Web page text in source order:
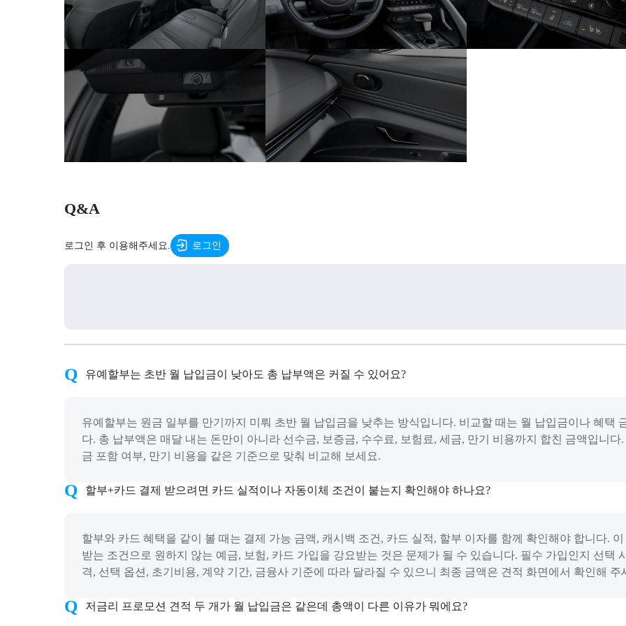
Q&A
로그인 후 이용해주세요. 로그인
유예할부는 초반 월 납입금이 낮아도 총 납부액은 커질 수 있어요?
유예할부는 원금 일부를 만기까지 미뤄 초반 월 납입금을 낮추는 방식입니다. 비교할 때는 월 납입금이나 혜택
다. 총 납부액은 매달 내는 돈만이 아니라 선수금, 보증금, 수수료, 보험료, 세금, 만기 비용까지 합친 금액입니
금 포함 여부, 만기 비용을 같은 기준으로 맞춰 비교해 보세요.
할부+카드 결제 받으려면 카드 실적이나 자동이체 조건이 붙는지 확인해야 하나요?
할부와 카드 혜택을 같이 볼 때는 결제 가능 금액, 캐시백 조건, 카드 실적, 할부 이자를 함께 확인해야 합니다.
받는 조건으로 원하지 않는 예금, 보험, 카드 가입을 강요받는 것은 문제가 될 수 있습니다. 필수 가입인지 선택
격, 선택 옵션, 초기비용, 계약 기간, 금융사 기준에 따라 달라질 수 있으니 최종 금액은 견적 화면에서 확인해 주
저금리 프로모션 견적 두 개가 월 납입금은 같은데 총액이 다른 이유가 뭐에요?